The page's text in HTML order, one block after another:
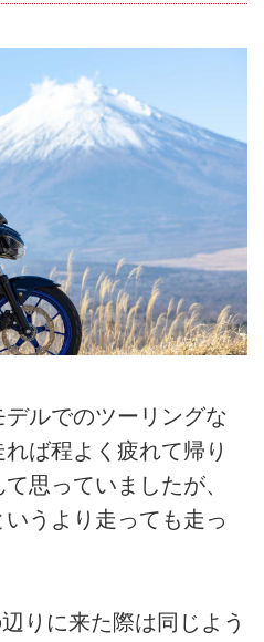
ルでのツーリングな
ば程よく疲れて帰り
思っていましたが、
うより走っても走っ
りに来た際は同じよう